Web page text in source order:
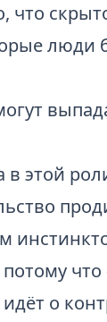
что
люди
в этой
что
о